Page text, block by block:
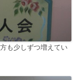
も少しずつ増えてい